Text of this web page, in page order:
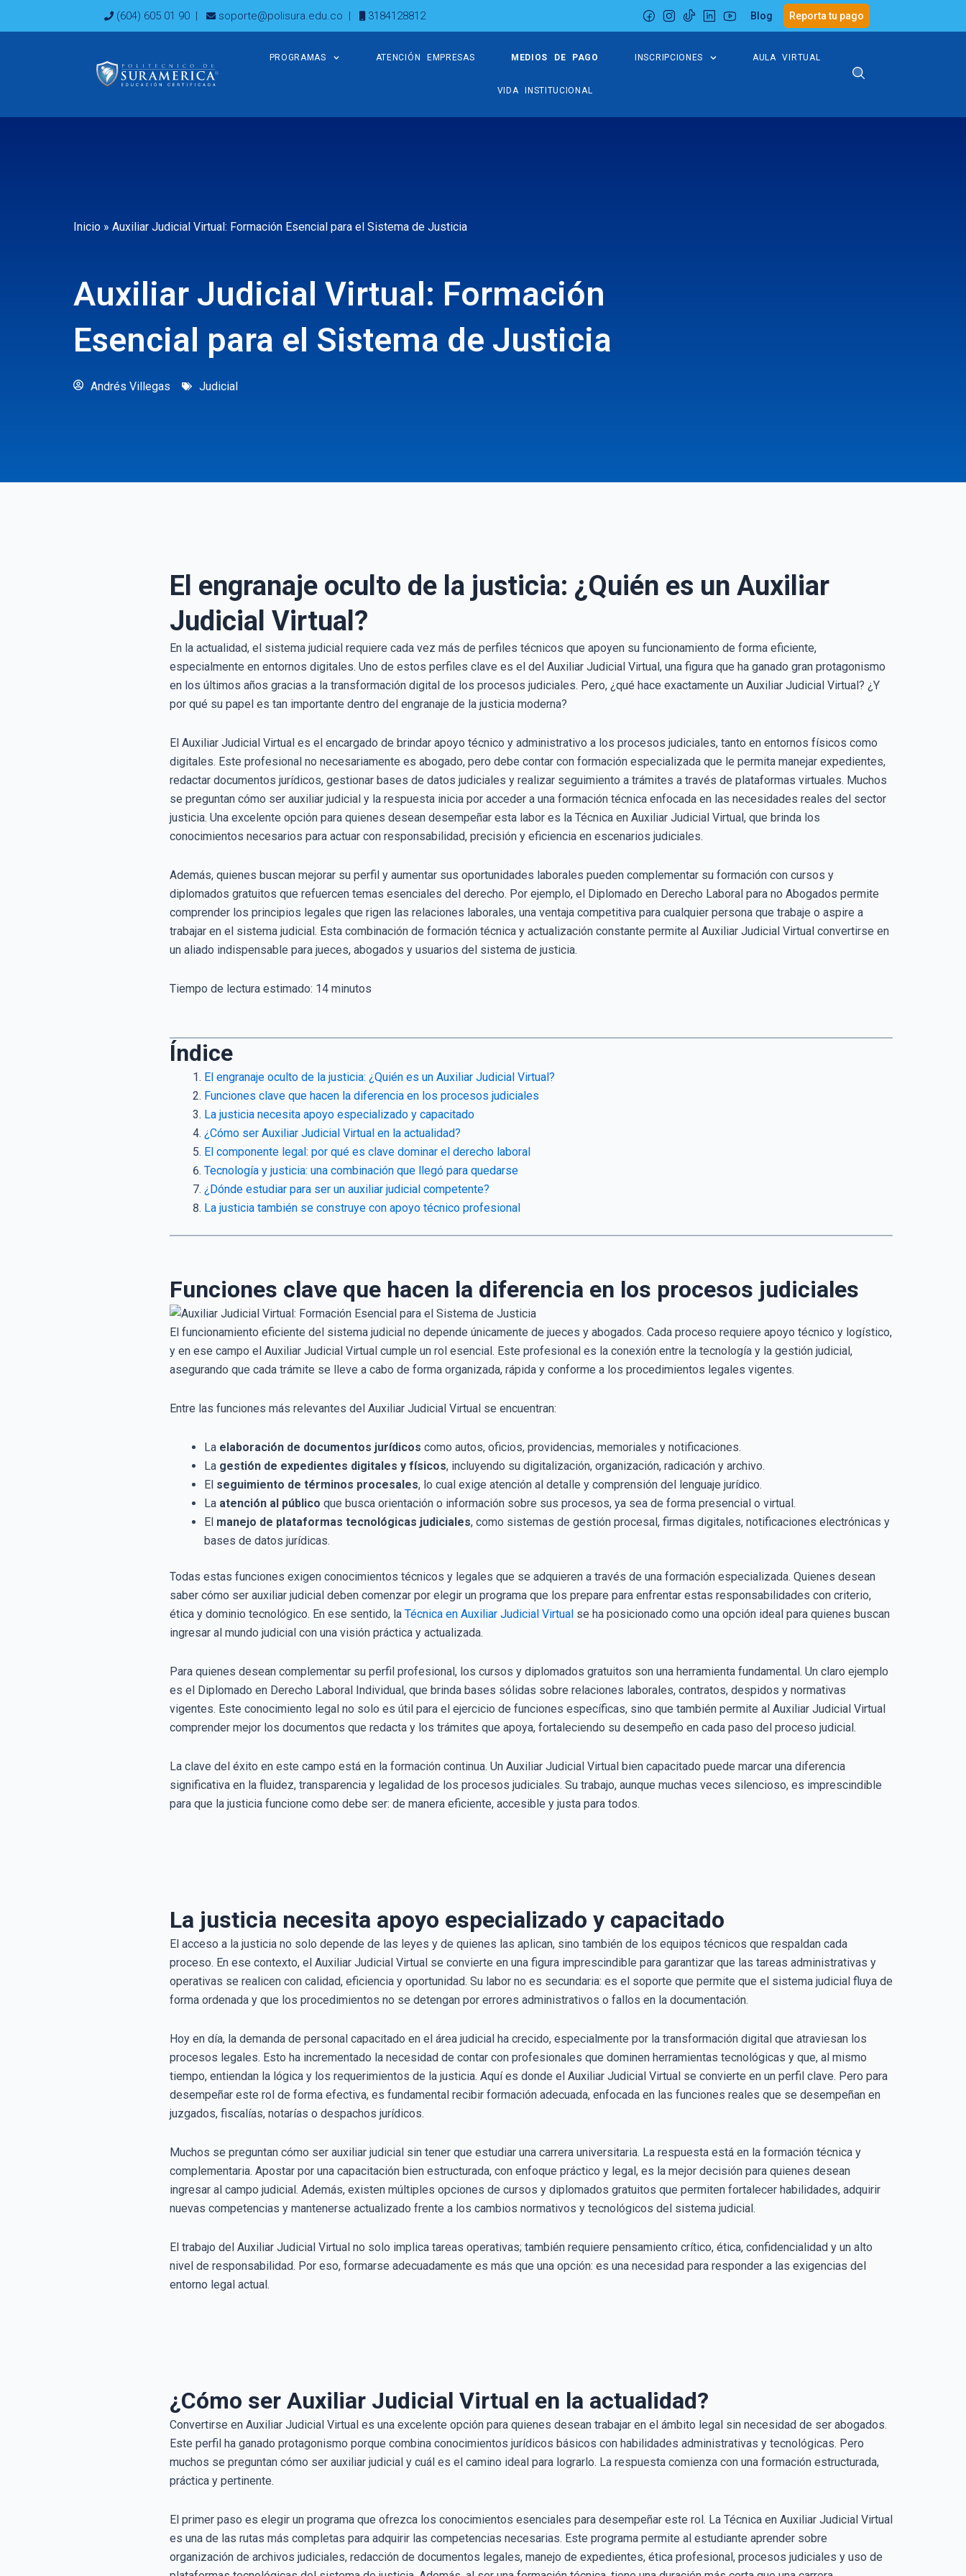
(604) 605 01 90 | soporte@polisura.edu.co | 3184128812 Blog Reporta tu pago
PROGRAMAS ATENCIÓN EMPRESAS MEDIOS DE PAGO INSCRIPCIONES AULA VIRTUAL
VIDA INSTITUCIONAL
Inicio » Auxiliar Judicial Virtual: Formación Esencial para el Sistema de Justicia
Auxiliar Judicial Virtual: Formación
Esencial para el Sistema de Justicia
Andrés Villegas Judicial
El engranaje oculto de la justicia: ¿Quién es un Auxiliar
Judicial Virtual?
En la actualidad, el sistema judicial requiere cada vez más de perfiles técnicos que apoyen su funcionamiento de forma eficiente,
especialmente en entornos digitales. Uno de estos perfiles clave es el del Auxiliar Judicial Virtual, una figura que ha ganado gran protagonismo
en los últimos años gracias a la transformación digital de los procesos judiciales. Pero, ¿qué hace exactamente un Auxiliar Judicial Virtual? ¿Y
por qué su papel es tan importante dentro del engranaje de la justicia moderna?
El Auxiliar Judicial Virtual es el encargado de brindar apoyo técnico y administrativo a los procesos judiciales, tanto en entornos físicos como
digitales. Este profesional no necesariamente es abogado, pero debe contar con formación especializada que le permita manejar expedientes,
redactar documentos jurídicos, gestionar bases de datos judiciales y realizar seguimiento a trámites a través de plataformas virtuales. Muchos
se preguntan cómo ser auxiliar judicial y la respuesta inicia por acceder a una formación técnica enfocada en las necesidades reales del sector
justicia. Una excelente opción para quienes desean desempeñar esta labor es la Técnica en Auxiliar Judicial Virtual, que brinda los
conocimientos necesarios para actuar con responsabilidad, precisión y eficiencia en escenarios judiciales.
Además, quienes buscan mejorar su perfil y aumentar sus oportunidades laborales pueden complementar su formación con cursos y
diplomados gratuitos que refuercen temas esenciales del derecho. Por ejemplo, el Diplomado en Derecho Laboral para no Abogados permite
comprender los principios legales que rigen las relaciones laborales, una ventaja competitiva para cualquier persona que trabaje o aspire a
trabajar en el sistema judicial. Esta combinación de formación técnica y actualización constante permite al Auxiliar Judicial Virtual convertirse en
un aliado indispensable para jueces, abogados y usuarios del sistema de justicia.
Tiempo de lectura estimado: 14 minutos
Índice
El engranaje oculto de la justicia: ¿Quién es un Auxiliar Judicial Virtual?
Funciones clave que hacen la diferencia en los procesos judiciales
La justicia necesita apoyo especializado y capacitado
¿Cómo ser Auxiliar Judicial Virtual en la actualidad?
El componente legal: por qué es clave dominar el derecho laboral
Tecnología y justicia: una combinación que llegó para quedarse
¿Dónde estudiar para ser un auxiliar judicial competente?
La justicia también se construye con apoyo técnico profesional
Funciones clave que hacen la diferencia en los procesos judiciales
El funcionamiento eficiente del sistema judicial no depende únicamente de jueces y abogados. Cada proceso requiere apoyo técnico y logístico,
y en ese campo el Auxiliar Judicial Virtual cumple un rol esencial. Este profesional es la conexión entre la tecnología y la gestión judicial,
asegurando que cada trámite se lleve a cabo de forma organizada, rápida y conforme a los procedimientos legales vigentes.
Entre las funciones más relevantes del Auxiliar Judicial Virtual se encuentran:
La elaboración de documentos jurídicos como autos, oficios, providencias, memoriales y notificaciones.
La gestión de expedientes digitales y físicos, incluyendo su digitalización, organización, radicación y archivo.
El seguimiento de términos procesales, lo cual exige atención al detalle y comprensión del lenguaje jurídico.
La atención al público que busca orientación o información sobre sus procesos, ya sea de forma presencial o virtual.
El manejo de plataformas tecnológicas judiciales, como sistemas de gestión procesal, firmas digitales, notificaciones electrónicas y
bases de datos jurídicas.
Todas estas funciones exigen conocimientos técnicos y legales que se adquieren a través de una formación especializada. Quienes desean
saber cómo ser auxiliar judicial deben comenzar por elegir un programa que los prepare para enfrentar estas responsabilidades con criterio,
ética y dominio tecnológico. En ese sentido, la Técnica en Auxiliar Judicial Virtual se ha posicionado como una opción ideal para quienes buscan
ingresar al mundo judicial con una visión práctica y actualizada.
Para quienes desean complementar su perfil profesional, los cursos y diplomados gratuitos son una herramienta fundamental. Un claro ejemplo
es el Diplomado en Derecho Laboral Individual, que brinda bases sólidas sobre relaciones laborales, contratos, despidos y normativas
vigentes. Este conocimiento legal no solo es útil para el ejercicio de funciones específicas, sino que también permite al Auxiliar Judicial Virtual
comprender mejor los documentos que redacta y los trámites que apoya, fortaleciendo su desempeño en cada paso del proceso judicial.
La clave del éxito en este campo está en la formación continua. Un Auxiliar Judicial Virtual bien capacitado puede marcar una diferencia
significativa en la fluidez, transparencia y legalidad de los procesos judiciales. Su trabajo, aunque muchas veces silencioso, es imprescindible
para que la justicia funcione como debe ser: de manera eficiente, accesible y justa para todos.
La justicia necesita apoyo especializado y capacitado
El acceso a la justicia no solo depende de las leyes y de quienes las aplican, sino también de los equipos técnicos que respaldan cada
proceso. En ese contexto, el Auxiliar Judicial Virtual se convierte en una figura imprescindible para garantizar que las tareas administrativas y
operativas se realicen con calidad, eficiencia y oportunidad. Su labor no es secundaria: es el soporte que permite que el sistema judicial fluya de
forma ordenada y que los procedimientos no se detengan por errores administrativos o fallos en la documentación.
Hoy en día, la demanda de personal capacitado en el área judicial ha crecido, especialmente por la transformación digital que atraviesan los
procesos legales. Esto ha incrementado la necesidad de contar con profesionales que dominen herramientas tecnológicas y que, al mismo
tiempo, entiendan la lógica y los requerimientos de la justicia. Aquí es donde el Auxiliar Judicial Virtual se convierte en un perfil clave. Pero para
desempeñar este rol de forma efectiva, es fundamental recibir formación adecuada, enfocada en las funciones reales que se desempeñan en
juzgados, fiscalías, notarías o despachos jurídicos.
Muchos se preguntan cómo ser auxiliar judicial sin tener que estudiar una carrera universitaria. La respuesta está en la formación técnica y
complementaria. Apostar por una capacitación bien estructurada, con enfoque práctico y legal, es la mejor decisión para quienes desean
ingresar al campo judicial. Además, existen múltiples opciones de cursos y diplomados gratuitos que permiten fortalecer habilidades, adquirir
nuevas competencias y mantenerse actualizado frente a los cambios normativos y tecnológicos del sistema judicial.
El trabajo del Auxiliar Judicial Virtual no solo implica tareas operativas; también requiere pensamiento crítico, ética, confidencialidad y un alto
nivel de responsabilidad. Por eso, formarse adecuadamente es más que una opción: es una necesidad para responder a las exigencias del
entorno legal actual.
¿Cómo ser Auxiliar Judicial Virtual en la actualidad?
Convertirse en Auxiliar Judicial Virtual es una excelente opción para quienes desean trabajar en el ámbito legal sin necesidad de ser abogados.
Este perfil ha ganado protagonismo porque combina conocimientos jurídicos básicos con habilidades administrativas y tecnológicas. Pero
muchos se preguntan cómo ser auxiliar judicial y cuál es el camino ideal para lograrlo. La respuesta comienza con una formación estructurada,
práctica y pertinente.
El primer paso es elegir un programa que ofrezca los conocimientos esenciales para desempeñar este rol. La Técnica en Auxiliar Judicial Virtual
es una de las rutas más completas para adquirir las competencias necesarias. Este programa permite al estudiante aprender sobre
organización de archivos judiciales, redacción de documentos legales, manejo de expedientes, ética profesional, procesos judiciales y uso de